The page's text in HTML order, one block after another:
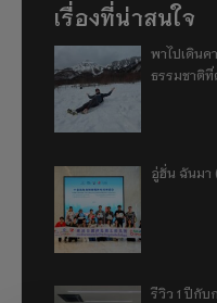
เรื่องที่น่าสนใจ
พาไปเดินค
ธรรมชาติที่
อู่ฮั่น ฉันมา
รีวิว 1 ปีกับ